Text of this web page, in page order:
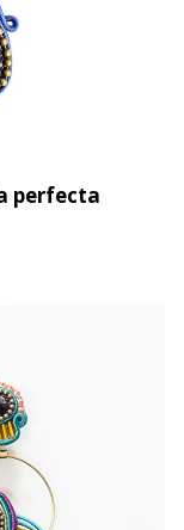
perfecta